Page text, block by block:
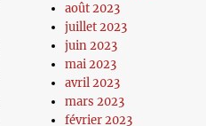
août 2023
juillet 2023
juin 2023
mai 2023
avril 2023
mars 2023
février 2023